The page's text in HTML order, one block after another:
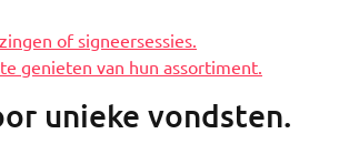
of signeersessies.
genieten van hun assortiment.
unieke vondsten.